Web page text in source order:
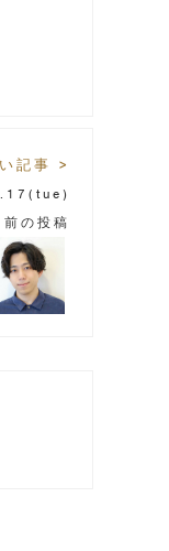
記事 >
(tue)
前の投稿